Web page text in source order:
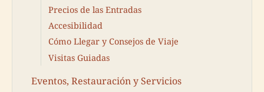
Precios de las Entradas
Accesibilidad
Cómo Llegar y Consejos de Viaje
Visitas Guiadas
Eventos, Restauración y Servicios